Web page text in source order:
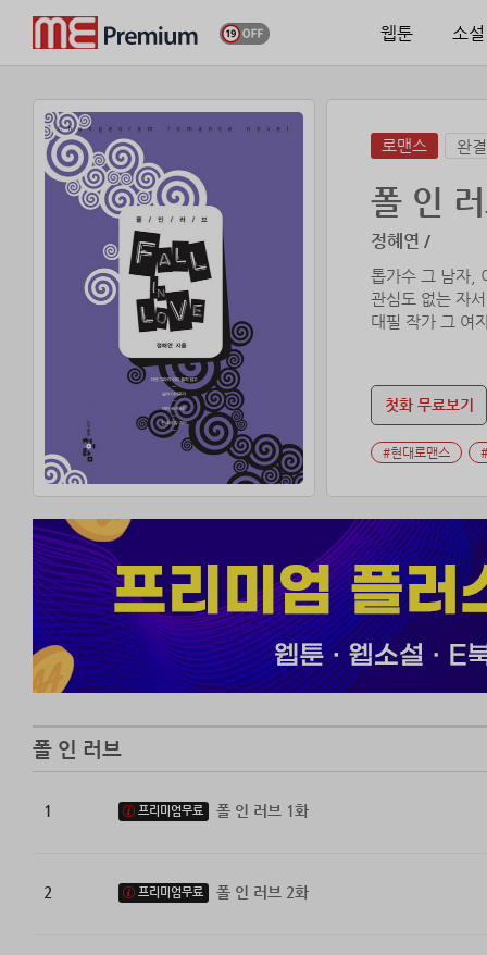
웹툰 소설
로맨스 완결
폴 인
정혜연 /
톱가수 그 남자,
관심도 없는 자
대필 작가 그 여
첫화 무료보기
#현대로맨스
폴 인 러브
1 프리미엄무료 폴 인 러브 1화
2 프리미엄무료 폴 인 러브 2화